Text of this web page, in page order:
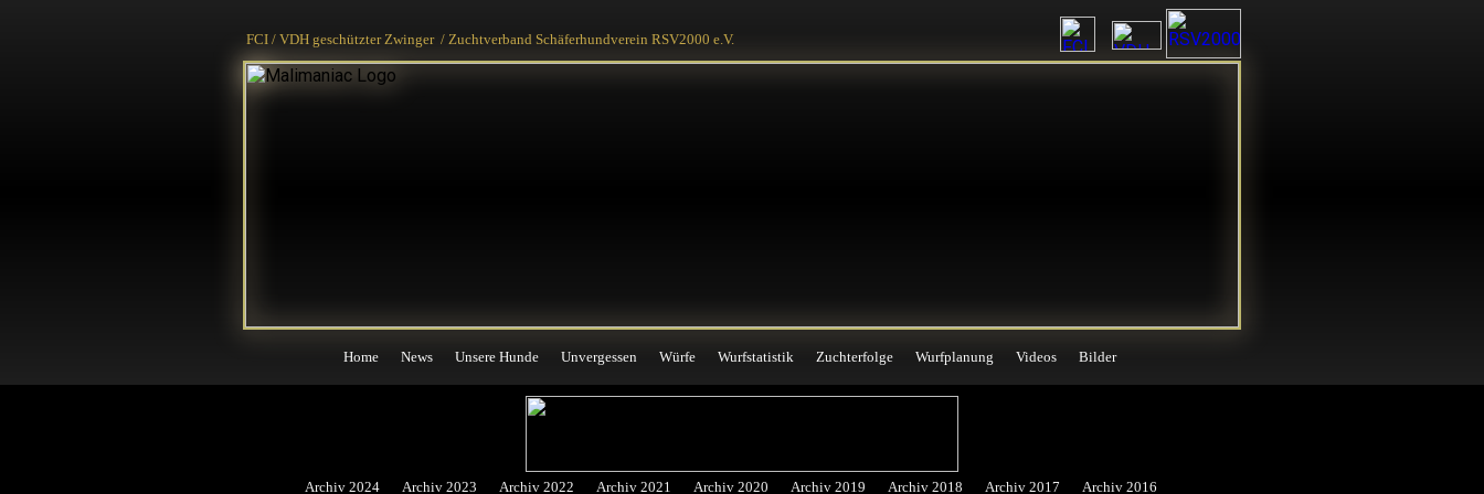
Archiv 2024 Archiv 2023 Archiv 2022 Archiv 2021 Archiv 2020 Archiv 2019 Archiv 2018 Archiv 2017 Archiv 2016
Home News Unsere Hunde Unvergessen Würfe Wurfstatistik Bilder
FCI / VDH geschützter Zwinger / Zuchtverband Schäferhundverein RSV2000 e.V.
Home News Unsere Hunde Unvergessen Würfe Wurfstatistik Zuchterfolge Wurfplanung Videos Bilder